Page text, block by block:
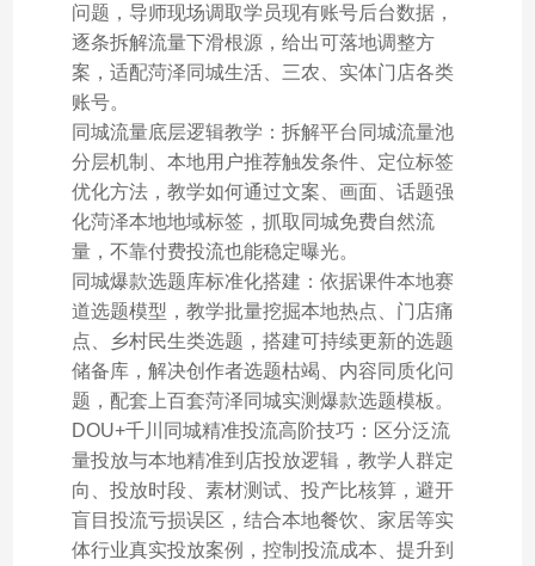
问题，导师现场调取学员现有账号后台数据，
逐条拆解流量下滑根源，给出可落地调整方
案，适配菏泽同城生活、三农、实体门店各类
账号。
同城流量底层逻辑教学：拆解平台同城流量池
分层机制、本地用户推荐触发条件、定位标签
优化方法，教学如何通过文案、画面、话题强
化菏泽本地地域标签，抓取同城免费自然流
量，不靠付费投流也能稳定曝光。
同城爆款选题库标准化搭建：依据课件本地赛
道选题模型，教学批量挖掘本地热点、门店痛
点、乡村民生类选题，搭建可持续更新的选题
储备库，解决创作者选题枯竭、内容同质化问
题，配套上百套菏泽同城实测爆款选题模板。
DOU+千川同城精准投流高阶技巧：区分泛流
量投放与本地精准到店投放逻辑，教学人群定
向、投放时段、素材测试、投产比核算，避开
盲目投流亏损误区，结合本地餐饮、家居等实
体行业真实投放案例，控制投流成本、提升到